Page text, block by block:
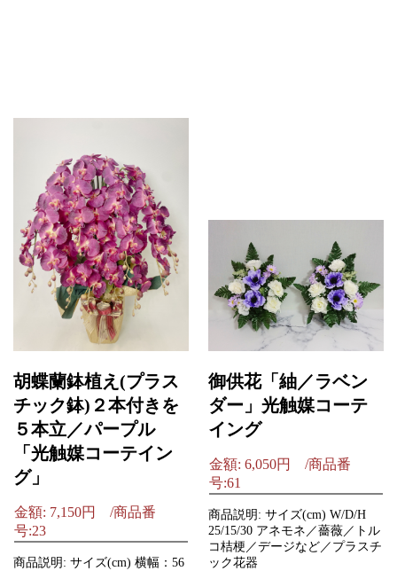
胡蝶蘭鉢植え(プラス
チック鉢)２本付きを
５本立／パープル
「光触媒コーテイン
グ」
金額: 7,150円 /商品番
号:23
商品説明: サイズ(cm) 横幅：56
御供花「紬／ラベン
ダー」光触媒コーテ
イング
金額: 6,050円 /商品番
号:61
商品説明: サイズ(cm) W/D/H
25/15/30 アネモネ／薔薇／トル
コ桔梗／デージなど／プラスチ
ック花器